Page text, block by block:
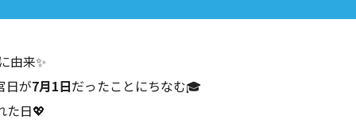
由来✨
日が7月1日だったことにちなむ🎓
た日💖